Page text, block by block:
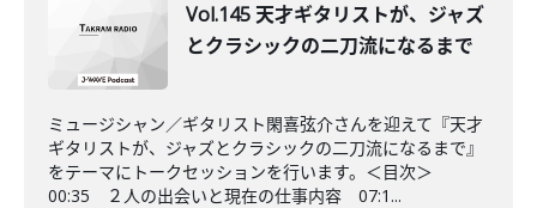
Vol.145 天才ギタリストが、ジャズ
とクラシックの二刀流になるまで
ミュージシャン／ギタリスト閑喜弦介さんを迎えて『天才
ギタリストが、ジャズとクラシックの二刀流になるまで』
をテーマにトークセッションを行います。＜目次＞
00:35 ２人の出会いと現在の仕事内容 07:1...